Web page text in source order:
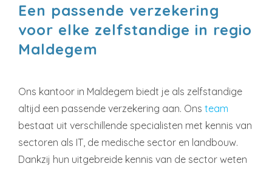
Een passende verzekering
voor elke zelfstandige in regio
Maldegem
Ons kantoor in Maldegem biedt je als zelfstandige
altijd een passende verzekering aan. Ons team
bestaat uit verschillende specialisten met kennis van
sectoren als IT, de medische sector en landbouw.
Dankzij hun uitgebreide kennis van de sector weten